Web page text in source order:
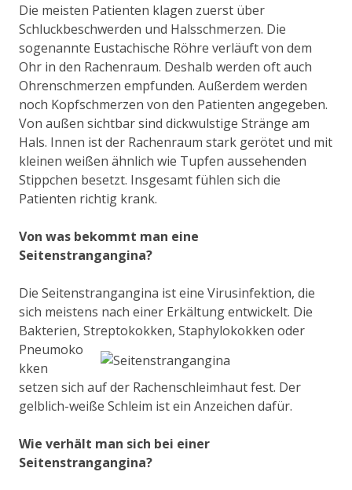
Die meisten Patienten klagen zuerst über
Schluckbeschwerden und Halsschmerzen. Die
sogenannte Eustachische Röhre verläuft von dem
Ohr in den Rachenraum. Deshalb werden oft auch
Ohrenschmerzen empfunden. Außerdem werden
noch Kopfschmerzen von den Patienten angegeben.
Von außen sichtbar sind dickwulstige Stränge am
Hals. Innen ist der Rachenraum stark gerötet und mit
kleinen weißen ähnlich wie Tupfen aussehenden
Stippchen besetzt. Insgesamt fühlen sich die
Patienten richtig krank.
Von was bekommt man eine
Seitenstrangangina?
Die Seitenstrangangina ist eine Virusinfektion, die
sich meistens nach einer Erkältung entwickelt. Die
Bakterien, Streptokokken, Staphylokokken oder
Pneumoko
kken
setzen sich auf der Rachenschleimhaut fest. Der
gelblich-weiße Schleim ist ein Anzeichen dafür.
Wie verhält man sich bei einer
Seitenstrangangina?